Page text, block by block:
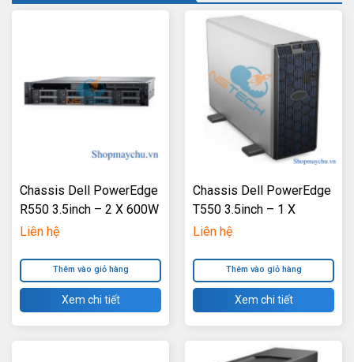
Chassis Dell PowerEdge
R550 3.5inch – 2 X 600W
Power Supply
Liên hệ
Thêm vào giỏ hàng
Xem chi tiết
Chassis Dell PowerEdge
T550 3.5inch – 1 X
1100W Power Supply
Liên hệ
Thêm vào giỏ hàng
Xem chi tiết